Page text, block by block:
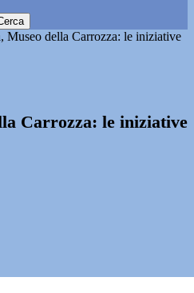
Museo della Carrozza: le iniziative
Carrozza: le iniziative